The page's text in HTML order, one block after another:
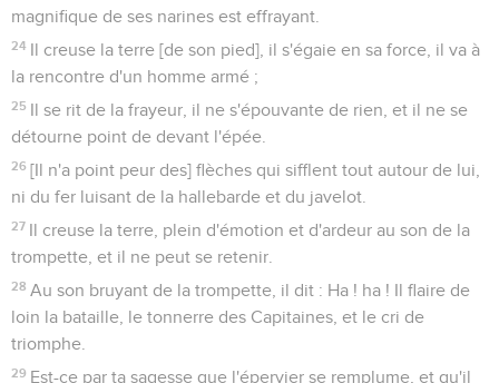
magnifique de ses narines est effrayant.
24 Il creuse la terre [de son pied], il s'égaie en sa force, il va à
la rencontre d'un homme armé ;
25 Il se rit de la frayeur, il ne s'épouvante de rien, et il ne se
détourne point de devant l'épée.
26 [Il n'a point peur des] flèches qui sifflent tout autour de lui,
ni du fer luisant de la hallebarde et du javelot.
27 Il creuse la terre, plein d'émotion et d'ardeur au son de la
trompette, et il ne peut se retenir.
28 Au son bruyant de la trompette, il dit : Ha ! ha ! Il flaire de
loin la bataille, le tonnerre des Capitaines, et le cri de
triomphe.
29 Est-ce par ta sagesse que l'épervier se remplume, et qu'il